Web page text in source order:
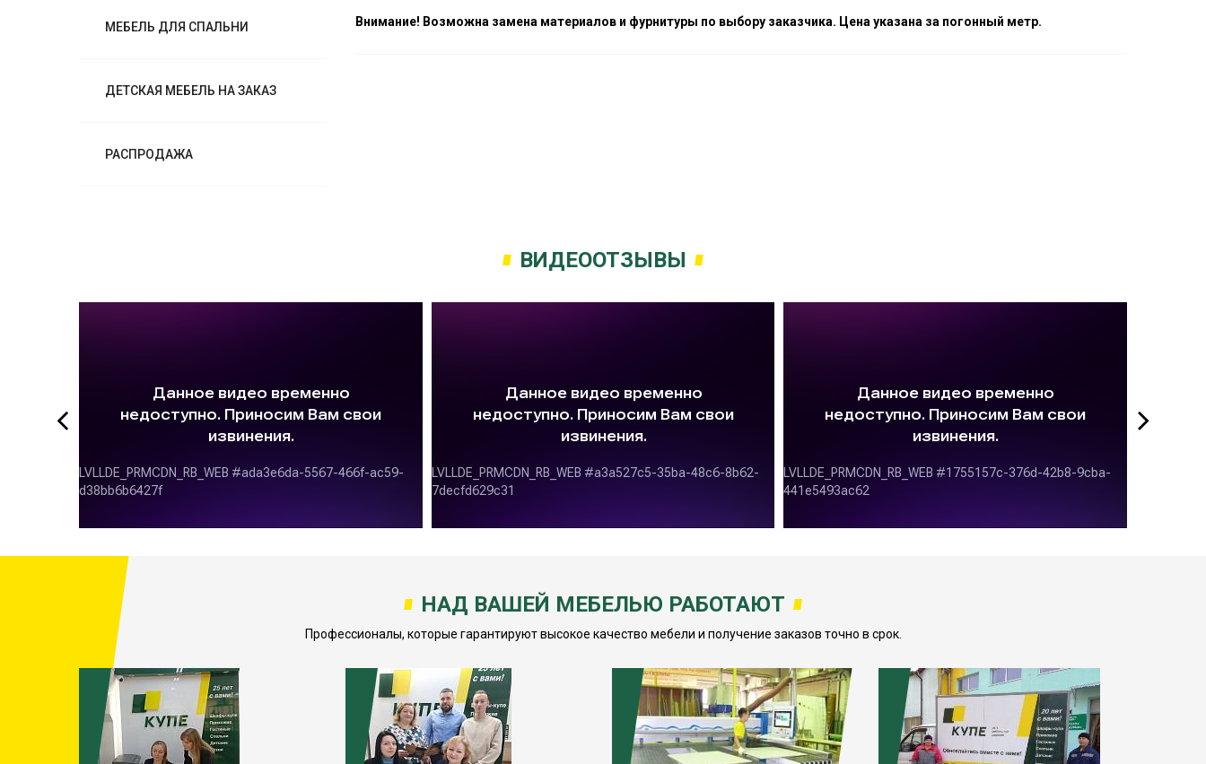
МЕБЕЛЬ ДЛЯ СПАЛЬНИ
ДЕТСКАЯ МЕБЕЛЬ НА ЗАКАЗ
РАСПРОДАЖА
Внимание! Возможна замена материалов и фурнитуры по выбору заказчика. Цена указана за погонный метр.
ВИДЕООТЗЫВЫ
НАД ВАШЕЙ МЕБЕЛЬЮ РАБОТАЮТ
Профессионалы, которые гарантируют высокое качество мебели и получение заказов точно в срок.